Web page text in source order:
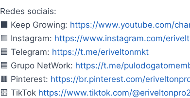
Redes sociais:
⬛ Keep Growing: https://www.youtube.com/
🟪 Instagram: https://www.instagram.com/
🟦 Telegram: https://t.me/eriveltonmkt
🟦 Grupo NetWork: https://t.me/
🟫 Pinterest: https://br.pinterest.com/
🟨 TikTok https://www.tiktok.com/@eriveltonpro2